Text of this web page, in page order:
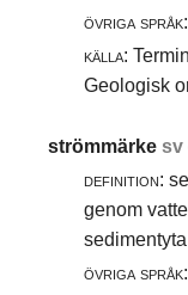
övriga språk:
källa:
Geologisk
strömmärkesv
definition:
genom
sedimentyta
övriga språk: